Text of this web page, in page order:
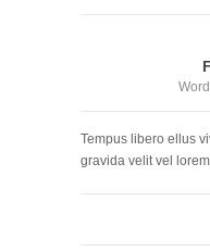
Tempus libero ellus
gravida velit vel